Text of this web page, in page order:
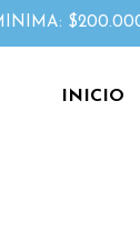
INICIO